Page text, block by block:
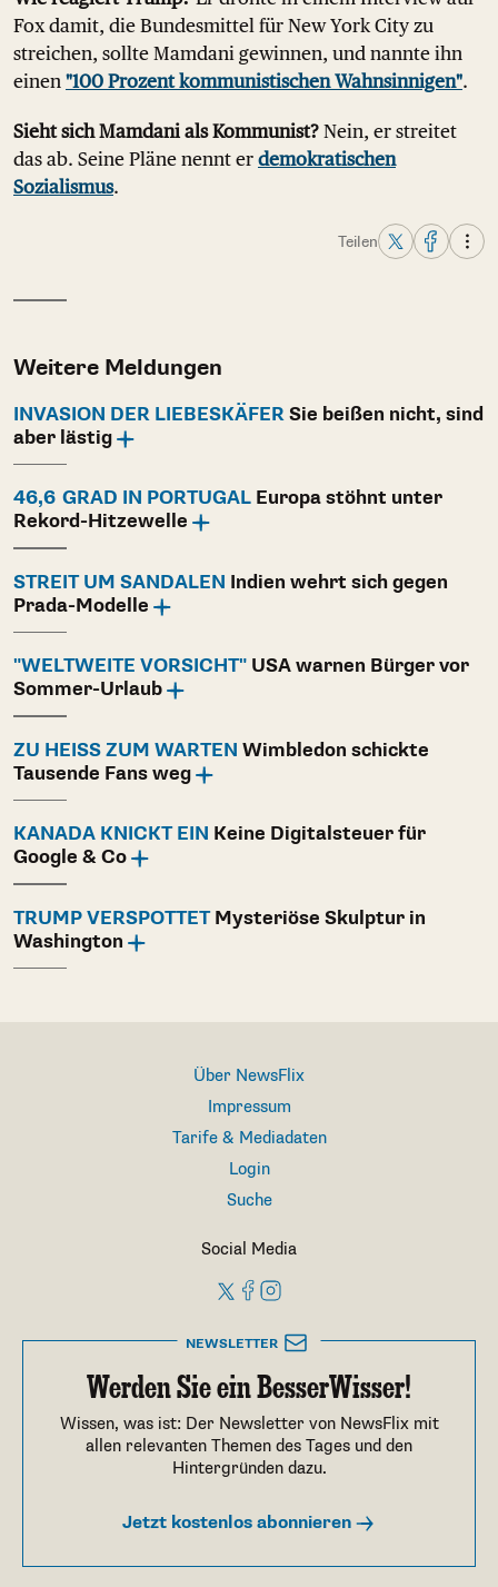
Fox damit, die Bundesmittel für New York City zu
streichen, sollte Mamdani gewinnen, und nannte ihn
einen "100 Prozent kommunistischen Wahnsinnigen".
Sieht sich Mamdani als Kommunist? Nein, er streitet
das ab. Seine Pläne nennt er demokratischen
Sozialismus.
Teilen
Weitere Meldungen
INVASION DER LIEBESKÄFER Sie beißen nicht, sind
aber lästig
46,6 GRAD IN PORTUGAL Europa stöhnt unter
Rekord-Hitzewelle
STREIT UM SANDALEN Indien wehrt sich gegen
Prada-Modelle
"WELTWEITE VORSICHT" USA warnen Bürger vor
Sommer-Urlaub
ZU HEISS ZUM WARTEN
Wimbledon schickte
Tausende Fans weg
KANADA KNICKT EIN Keine Digitalsteuer für
Google & Co
TRUMP VERSPOTTETMysteriöse Skulptur in
Washington
Über NewsFlix
Impressum
Tarife & Mediadaten
Login
Suche
Social Media
NEWSLETTER
Werden Sie ein BesserWisser!
Wissen, was ist: Der Newsletter von NewsFlix mit
allen relevanten Themen des Tages und den
Hintergründen dazu.
Jetzt kostenlos abonnieren